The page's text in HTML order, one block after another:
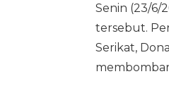
Senin (23/6/
tersebut.
Serikat,